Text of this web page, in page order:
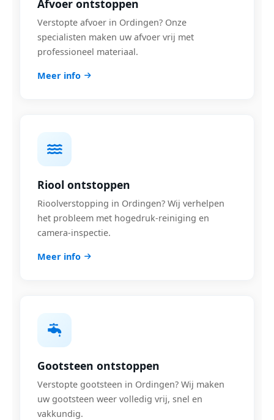
Afvoer ontstoppen
Verstopte afvoer in Ordingen? Onze
specialisten maken uw afvoer vrij met
professioneel materiaal.
Meer info
Riool ontstoppen
Rioolverstopping in Ordingen? Wij verhelpen
het probleem met hogedruk-reiniging en
camera-inspectie.
Meer info
Gootsteen ontstoppen
Verstopte gootsteen in Ordingen? Wij maken
uw gootsteen weer volledig vrij, snel en
vakkundig.